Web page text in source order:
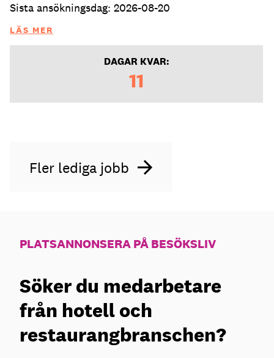
Sista ansökningsdag: 2026-08-20
LÄS MER
DAGAR KVAR:
11
Fler lediga jobb
PLATSANNONSERA PÅ BESÖKSLIV
Söker du medarbetare
från hotell och
restaurangbranschen?